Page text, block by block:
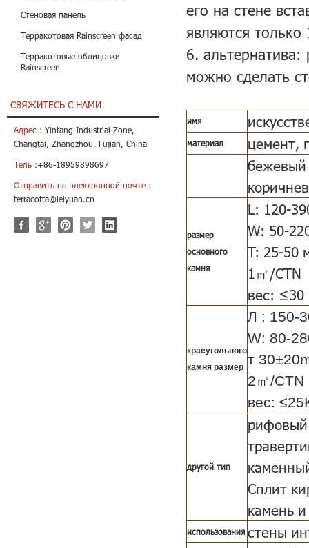
Стеновая панель
Терракотовая Rainscreen фасад
Терракотовые облицовки
Rainscreen
СВЯЖИТЕСЬ С НАМИ
Адрес : Yintang Industrial Zone,
Changtai, Zhangzhou, Fujian, China
Тель :+86-18959898697
Отправить по электронной почте :
terracotta@leiyuan.cn
его на стене
являются
6. альтернатива:
можно сделать
имя
материал
цемент,
размер
основного
камня
L: 120-
W: 50-
T: 25-50
1㎡/CTN
вес: ≤30
краеугольного
камня размер
Л : 150-
W: 80-
т
2㎡/CTN
вес:
другой тип
рифовый
Сплит
камень
использования стены